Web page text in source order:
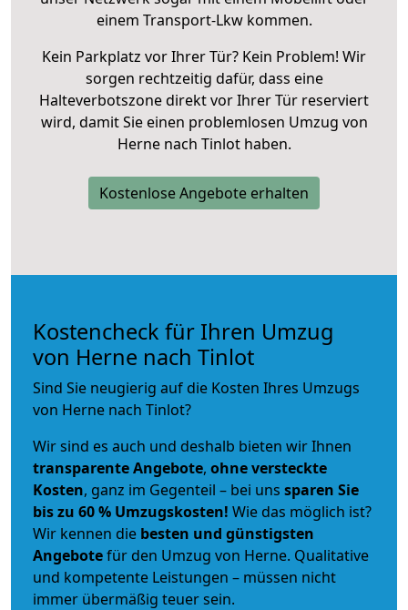
einem Transport-Lkw kommen.
Kein Parkplatz vor Ihrer Tür? Kein Problem! Wir
sorgen rechtzeitig dafür, dass eine
Halteverbotszone direkt vor Ihrer Tür reserviert
wird, damit Sie einen problemlosen Umzug von
Herne nach Tinlot haben.
Kostenlose Angebote erhalten
Kostencheck für Ihren Umzug
von Herne nach Tinlot
Sind Sie neugierig auf die Kosten Ihres Umzugs
von Herne nach Tinlot?
Wir sind es auch und deshalb bieten wir Ihnen
transparente Angebote, ohne versteckte
Kosten, ganz im Gegenteil – bei uns sparen Sie
bis zu 60 % Umzugskosten! Wie das möglich ist?
Wir kennen die besten und günstigsten
Angebotefür den Umzug von Herne. Qualitative
und kompetente Leistungen – müssen nicht
immer übermäßig teuer sein.